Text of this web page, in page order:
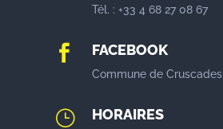
Tél. : +33 4 68 27 08 67
 FACEBOOK
Commune de Cruscades
} HORAIRES